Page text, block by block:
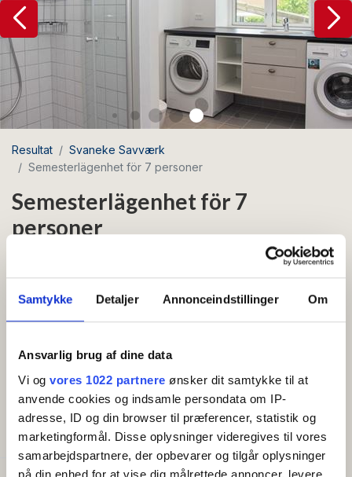
Samtykke Detaljer Annonceindstillinger Om
Ansvarlig brug af dine data
Vi og vores 1022 partnere ønsker dit samtykke til at
anvende cookies og indsamle persondata om IP-
adresse, ID og din browser til præferencer, statistik og
marketingformål. Disse oplysninger videregives til vores
samarbejdspartnere, der opbevarer og tilgår oplysninger
på din enhed for at vise dig målrettede annoncer, levere
Resultat
Svaneke Savværk
Semesterlägenhet för 7 personer
Semesterlägenhet för 7
personer
Vacker och modern lägenhet i två plan på 105 m2.
Lägenhet belägen på 2 våningar (1: a och 2: a
våningen). 1: a våningen är inredd med en hall,
badrum, stort vardagsrum med TV och
soffarrangemang, stort kök och matplats. Från 1:a
våningen finns en trappa till 2:a våningen, där det finns
tre härliga sovrum. I varje sovrum finns en
dubbelsäng, och i ett sovrum finns ytterligare en
Visa mer
BEKVÄMLIGHETER